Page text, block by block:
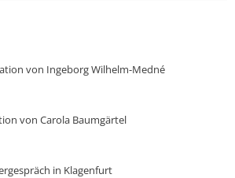
von Ingeborg Wilhelm-Medné
von Carola Baumgärtel
in Klagenfurt